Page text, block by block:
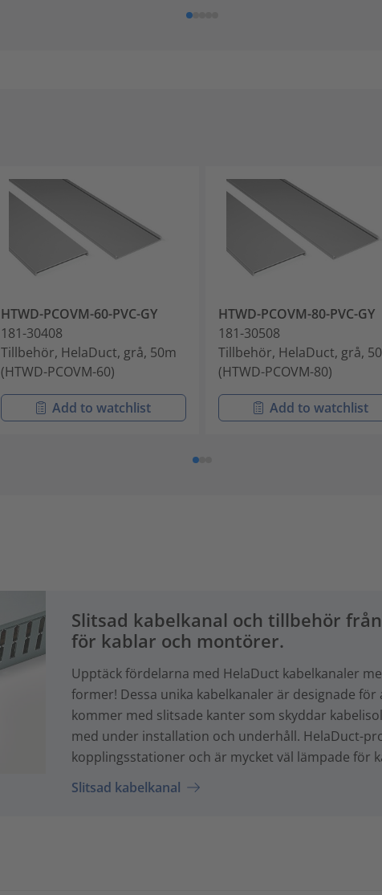
HTWD-PCOVM-60-PVC-GY
181-30408
Tillbehör, HelaDuct, grå, 50m
(HTWD-PCOVM-60)
Add to watchlist
HTWD-PCOVM-80-PVC-GY
181-30508
Tillbehör, HelaDuct, grå,
(HTWD-PCOVM-80)
Add to watchlist
Slitsad kabelkanal och tillbehör
för kablar och montörer.
Upptäck fördelarna med HelaDuct kabelkanaler
former! Dessa unika kabelkanaler är designade
kommer med slitsade kanter som skyddar
med under installation och underhåll. HelaDuct-
kopplingsstationer och är mycket väl lämpade för
Slitsad kabelkanal